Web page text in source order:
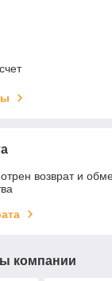
возврат и
компании